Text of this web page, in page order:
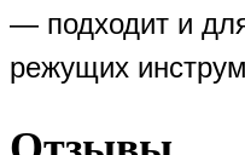
— подходит и
режущих